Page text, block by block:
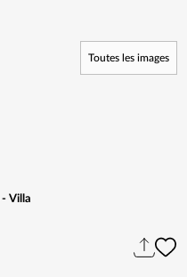
Toutes les images
- Villa